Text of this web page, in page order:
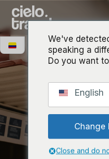
We've
speaking a
Do you want
English
Change
Close and do